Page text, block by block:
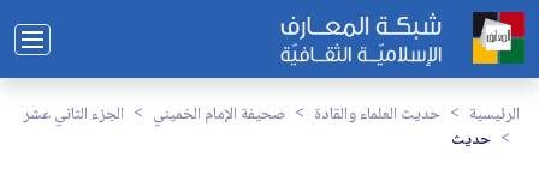
الرئيسية حديث العلماء والقادة صحيفة الإمام الخميني
الجزء الثاني عشر
حديث